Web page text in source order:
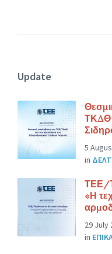
Update
ΤΚΔΘ
5
in
ΤΕΕ/
«Η
29 July
in